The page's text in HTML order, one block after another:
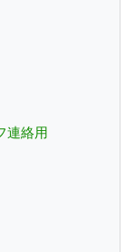
連絡用